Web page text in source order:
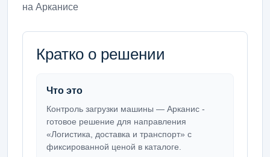
на Арканисе
Кратко о решении
Что это
Контроль загрузки машины — Арканис -
готовое решение для направления
«Логистика, доставка и транспорт» с
фиксированной ценой в каталоге.